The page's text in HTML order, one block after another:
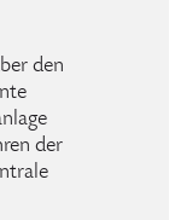
den
der